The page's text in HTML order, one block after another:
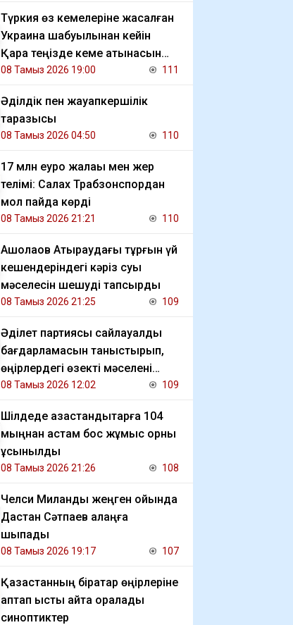
Түркия өз кемелеріне жасалған
Украина шабуылынан кейін
Қара теңізде кеме қатынасын
шектеді
08 Тамыз 2026 19:00 111
Әділдік пен жауапкершілік
таразысы
08 Тамыз 2026 04:50 110
17 млн еуро жалақы мен жер
телімі: Салах Трабзонспордан
мол пайда көрді
08 Тамыз 2026 21:21 110
​Ақшолақов Атыраудағы тұрғын үй
кешендеріндегі кәріз суы
мәселесін шешуді тапсырды
08 Тамыз 2026 21:25 109
Әділет партиясы сайлауалды
бағдарламасын таныстырып,
өңірлердегі өзекті мәселені
талқылады
08 Тамыз 2026 12:02 109
​Шілдеде қазақстандықтарға 104
мыңнан астам бос жұмыс орны
ұсынылды
08 Тамыз 2026 21:26 108
Челси Миланды жеңген ойында
Дастан Сәтпаев алаңға
шықпады
08 Тамыз 2026 19:17 107
Қазақстанның бірқатар өңірлеріне
аптап ыстық қайта оралады
синоптиктер